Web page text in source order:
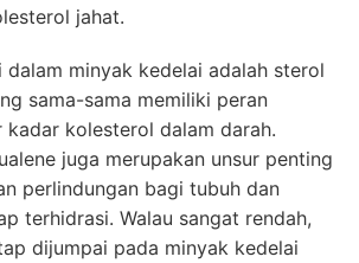
jahat.
dalam minyak kedelai adalah sterol
sama-sama memiliki peran
kadar kolesterol dalam darah.
juga merupakan unsur penting
perlindungan bagi tubuh dan
terhidrasi. Walau sangat rendah,
dijumpai pada minyak kedelai